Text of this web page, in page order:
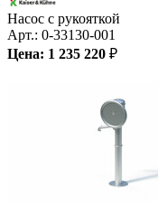
Насос с рукояткой
Арт.: 0-33130-001
Цена: 1 235 220 ₽